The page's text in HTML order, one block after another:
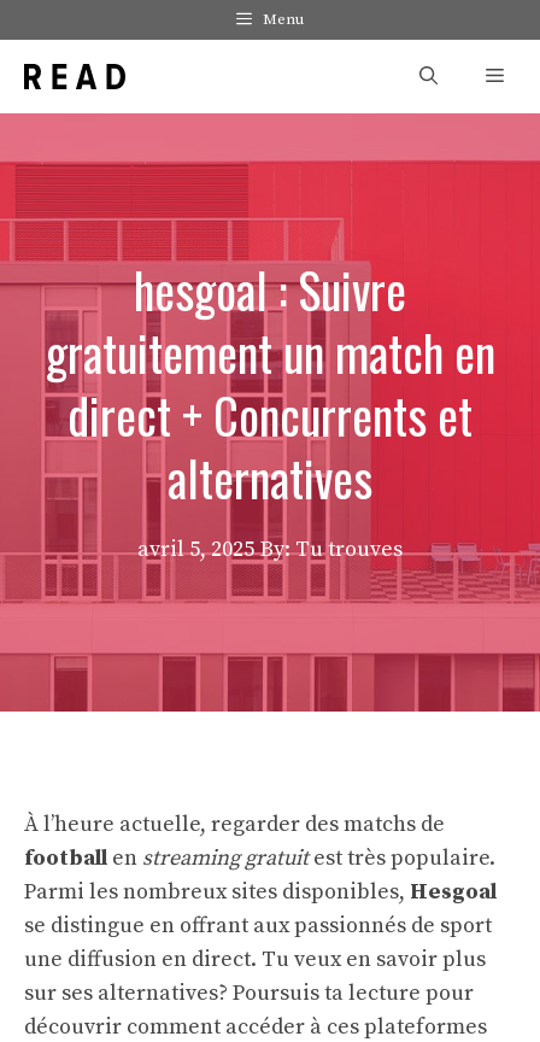
au
contenu
Menu
hesgoal : Suivre
gratuitement un match en
direct + Concurrents et
alternatives
avril 5, 2025 By: Tu trouves
À l’heure actuelle, regarder des matchs de
football en streaming gratuitest très populaire.
Parmi les nombreux sites disponibles, Hesgoal
se distingue en offrant aux passionnés de sport
une diffusion en direct. Tu veux en savoir plus
sur ses alternatives? Poursuis ta lecture pour
découvrir comment accéder à ces plateformes